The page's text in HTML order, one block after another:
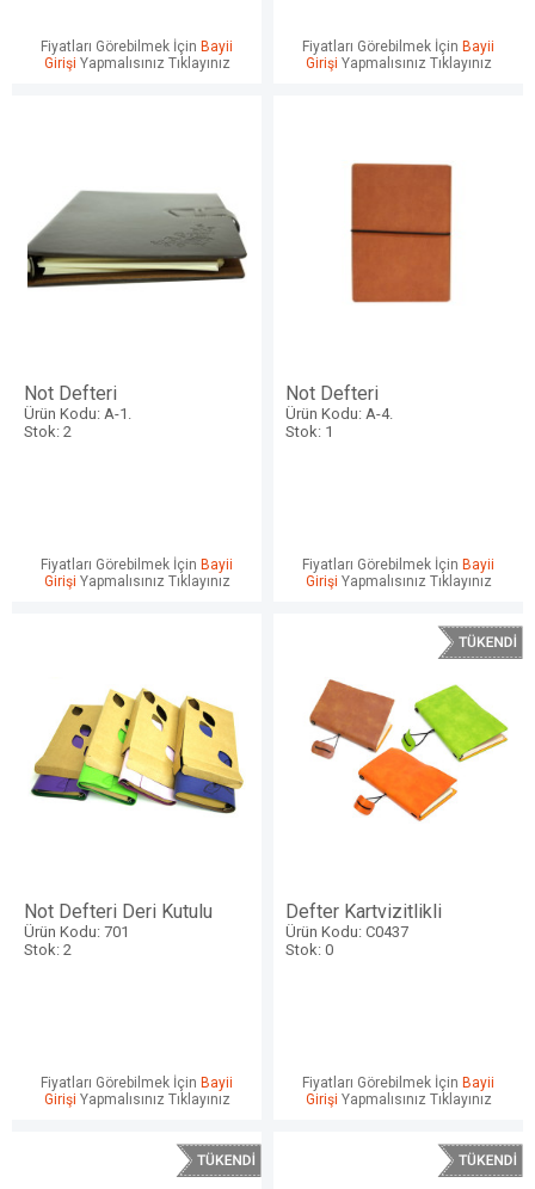
Fiyatları Görebilmek İçin Bayii
Girişi Yapmalısınız Tıklayınız
Fiyatları Görebilmek İçin Bayii
Girişi Yapmalısınız Tıklayınız
Not Defteri
Ürün Kodu: A-1.
Stok: 2
Fiyatları Görebilmek İçin Bayii
Girişi Yapmalısınız Tıklayınız
Not Defteri
Ürün Kodu: A-4.
Stok: 1
Fiyatları Görebilmek İçin Bayii
Girişi Yapmalısınız Tıklayınız
Not Defteri Deri Kutulu
Ürün Kodu: 701
Stok: 2
Fiyatları Görebilmek İçin Bayii
Girişi Yapmalısınız Tıklayınız
Defter Kartvizitlikli
Ürün Kodu: C0437
Stok: 0
Fiyatları Görebilmek İçin Bayii
Girişi Yapmalısınız Tıklayınız